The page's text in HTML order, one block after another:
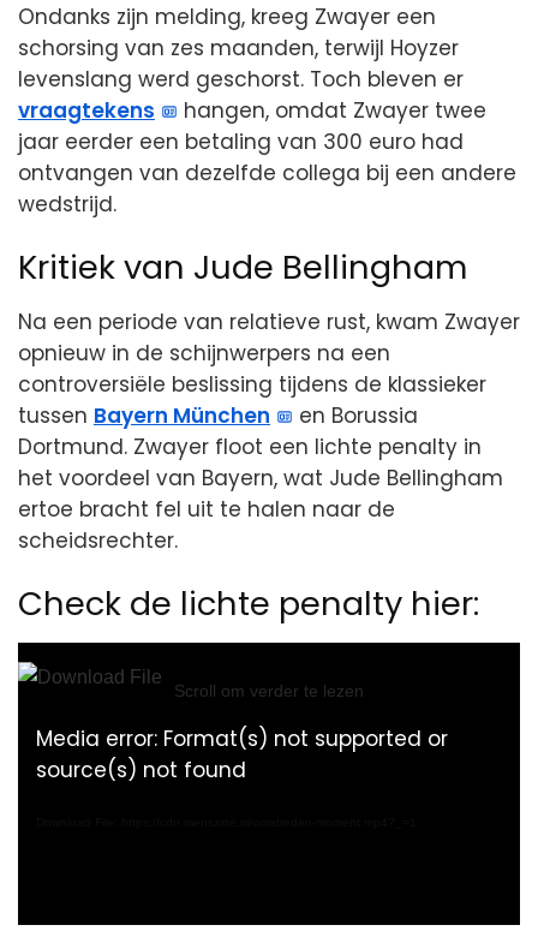
Ondanks zijn melding, kreeg Zwayer een
schorsing van zes maanden, terwijl Hoyzer
levenslang werd geschorst. Toch bleven er
vraagtekens
hangen, omdat Zwayer twee
jaar eerder een betaling van 300 euro had
ontvangen van dezelfde collega bij een andere
wedstrijd.
Kritiek van Jude Bellingham
Na een periode van relatieve rust, kwam Zwayer
opnieuw in de schijnwerpers na een
controversiële beslissing tijdens de klassieker
tussen Bayern München
en Borussia
Dortmund. Zwayer floot een lichte penalty in
het voordeel van Bayern, wat Jude Bellingham
ertoe bracht fel uit te halen naar de
scheidsrechter.
Check de lichte penalty hier:
Video
Player
Scroll om verder te lezen
Media error: Format(s) not supported or
source(s) not found